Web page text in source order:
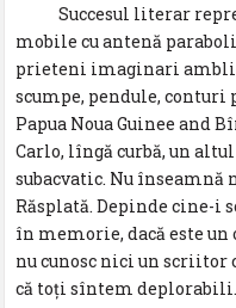
Succesul literar
mobile cu antenă
prieteni imaginari
scumpe, pendule, conturi
Papua Noua Guinee and
Carlo, lîngă curbă, un
subacvatic. Nu
Răsplată. Depinde cine-i
în memorie, dacă este un
nu cunosc nici un scriitor
că toți sîntem